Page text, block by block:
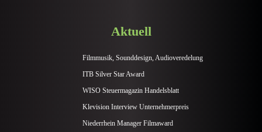
Aktuell
Filmmusik, Sounddesign, Audioveredelung
ITB Silver Star Award
WISO Steuermagazin Handelsblatt
Klevision Interview Unternehmerpreis
Niederrhein Manager Filmaward